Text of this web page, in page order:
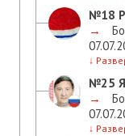
№18
→
↓
№25
→
↓